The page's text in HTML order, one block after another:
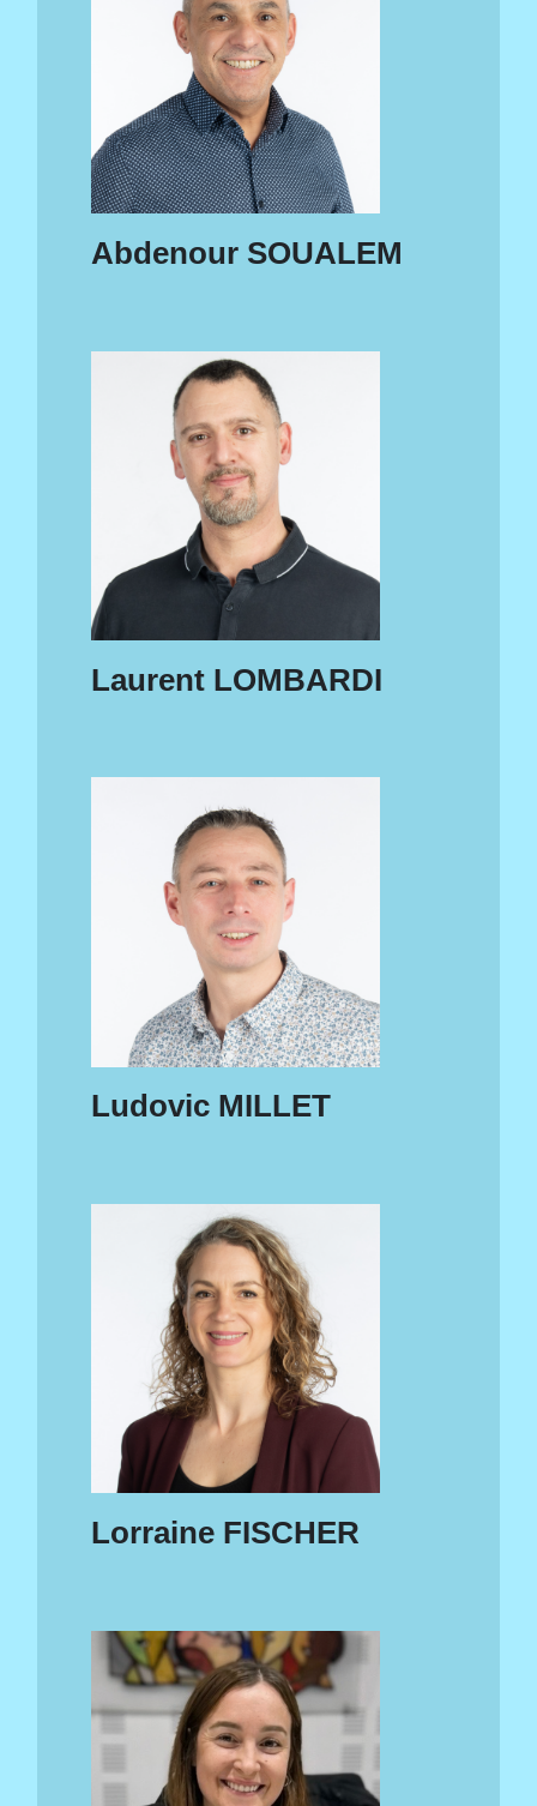
Abdenour SOUALEM
Laurent LOMBARDI
Ludovic MILLET
Lorraine FISCHER